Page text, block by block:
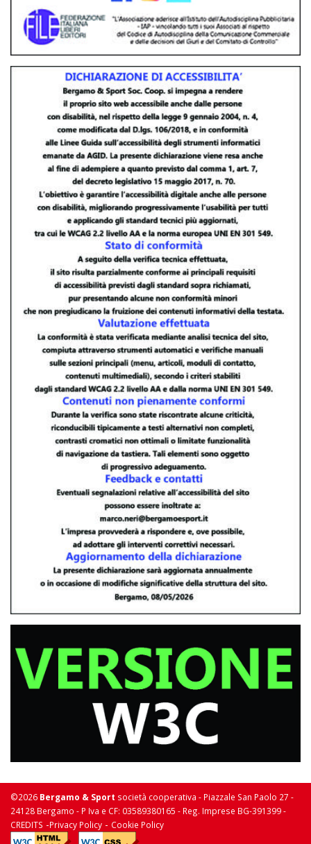
©2026 Bergamo & Sport società cooperativa - Piazzale San Paolo 27 -
24128 Bergamo - P Iva e CF: 03589380165 - Reg. Imprese BG-391399 -
CREDITS -Privacy Policy - Cookie Policy